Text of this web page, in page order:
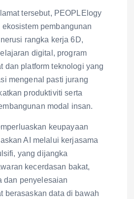
tersebut, PEOPLElogy
pembangunan
rangka kerja 6D,
digital, program
dan platform teknologi yang
mengenal pasti jurang
produktiviti serta
modal insan.
keupayaan
AI melalui kerjasama
yang dijangka
kecerdasan bakat,
dan penyelesaian
berasaskan data di bawah